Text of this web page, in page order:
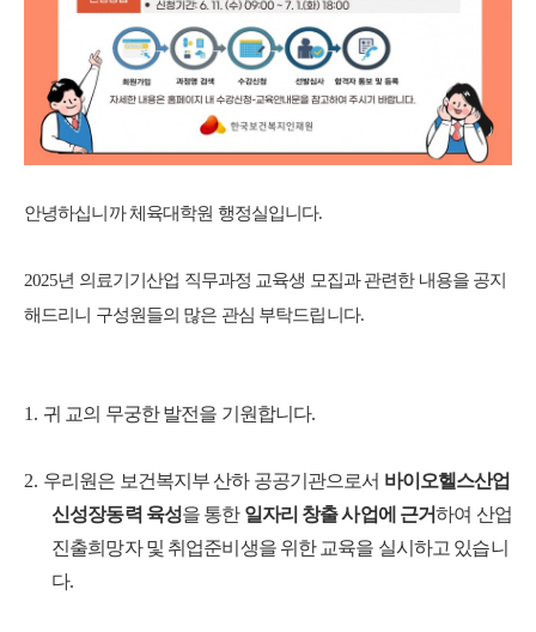
안녕하십니까 체육대학원 행정실입니다.
2025년 의료기기산업 직무과정 교육생 모집과 관련한 내용을 공지
해드리니 구성원들의 많은 관심 부탁드립니다.
1. 귀 교의 무궁한 발전을 기원합니다.
2. 우리원은 보건복지부 산하 공공기관으로서 바이오헬스산업
신성장동력 육성을 통한 일자리 창출 사업에 근거하여 산업
진출희망자 및 취업준비생을 위한 교육을 실시하고 있습니
다.